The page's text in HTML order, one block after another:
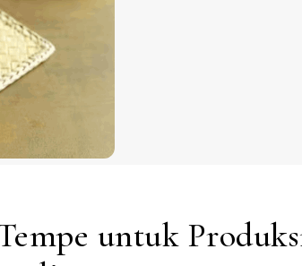
untuk